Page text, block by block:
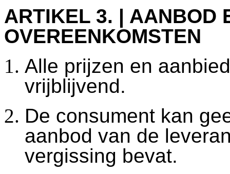
ARTIKEL 3. | AANBOD
OVEREENKOMSTEN
Alle prijzen en
vrijblijvend.
De consument kan
aanbod van de
vergissing bevat.